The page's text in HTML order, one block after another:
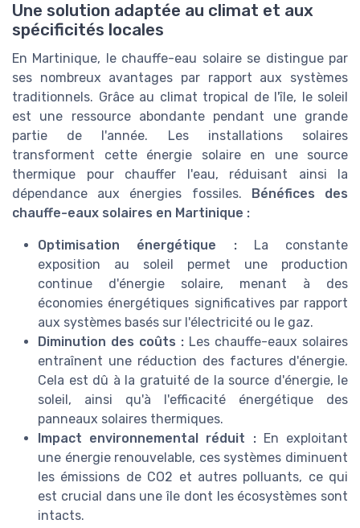
Une solution adaptée au climat et aux
spécificités locales
En Martinique, le chauffe-eau solaire se distingue par
ses nombreux avantages par rapport aux systèmes
traditionnels. Grâce au climat tropical de l'île, le soleil
est une ressource abondante pendant une grande
partie de l'année. Les installations solaires
transforment cette énergie solaire en une source
thermique pour chauffer l'eau, réduisant ainsi la
dépendance aux énergies fossiles.
Bénéfices des
chauffe-eaux solaires en Martinique :
Optimisation énergétique :La constante
exposition au soleil permet une production
continue d'énergie solaire, menant à des
économies énergétiques significatives par rapport
aux systèmes basés sur l'électricité ou le gaz.
Diminution des coûts : Les chauffe-eaux solaires
entraînent une réduction des factures d'énergie.
Cela est dû à la gratuité de la source d'énergie, le
soleil, ainsi qu'à l'efficacité énergétique des
panneaux solaires thermiques.
Impact environnemental réduit :En exploitant
une énergie renouvelable, ces systèmes diminuent
les émissions de CO2 et autres polluants, ce qui
est crucial dans une île dont les écosystèmes sont
intacts.